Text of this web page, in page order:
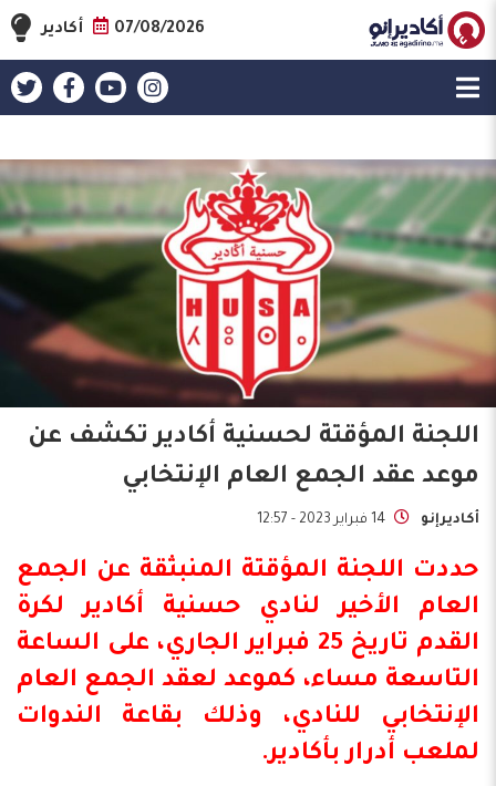
07/08/2026 أكادير
اللجنة المؤقتة لحسنية أكادير تكشف عن
موعد عقد الجمع العام الإنتخابي
أكاديرإنو 14 فبراير 2023 - 12:57
حددت اللجنة المؤقتة المنبثقة عن الجمع
العام الأخير لنادي حسنية أكاديرلكرة
القدم تاريخ 25 فبراير الجاري، على الساعة
التاسعة مساء، كموعد لعقد الجمع العام
الإنتخابي للنادي، وذلك بقاعة الندوات
لملعب أدرار بأكادير.